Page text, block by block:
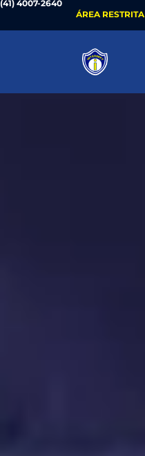
(41) 4007-2640
ÁREA RESTRITA